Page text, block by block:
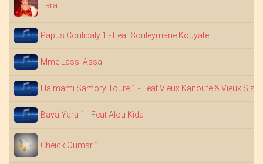
Tara
Papus Coulibaly 1 - Feat Souleymane Kouyate
Mme Lassi Assa
Halmami Samory Toure 1 - Feat Vieux Kanoute & Vieux
Baya Yara 1 - Feat Alou Kida
Cheick Oumar 1